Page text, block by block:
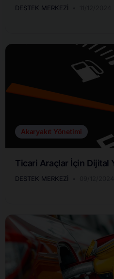
DESTEK MERKEZI
Akaryakıt Yönetimi
Ticari Araçlar İçin Dijital
DESTEK MERKEZI